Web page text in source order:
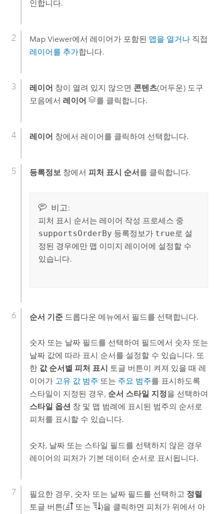
인합니다.
Map Viewer에서 레이어가 포함된 맵을 열거나직접
레이어를 추가합니다.
레이어 창이 열려 있지 않으면 콘텐츠(어두운) 도구
모음에서 레이어 를 클릭합니다.
레이어 창에서 레이어를 클릭하여 선택합니다.
등록정보창에서 피처 표시 순서 를 클릭합니다.
비고:
피처 표시 순서는 레이어 작성 프로세스 중
supportsOrderBy 등록정보가 true로 설
정된 경우에만 맵 이미지 레이어에 설정할 수
있습니다.
순서 기준드롭다운 메뉴에서 필드를 선택합니다.
숫자 또는 날짜 필드를 선택하여 필드에서 숫자 또는
날짜 값에 따라 표시 순서를 설정할 수 있습니다. 또
한 값 순서별 피처 표시 토글 버튼이 켜져 있을 때 레
이어가 고유 값 범주 또는 주요 범주를 표시하도록
스타일이 지정된 경우, 순서 스타일 지정을 선택하여
스타일 옵션 창 및 맵 범례에 표시된 범주의 순서로
피처를 표시할 수 있습니다.
숫자, 날짜 또는 스타일 필드를 선택하지 않은 경우
레이어의 피처가 기본 데이터 순서로 표시됩니다.
필요한 경우, 숫자 또는 날짜 필드를 선택하고 정렬
토글 버튼(
또는
)을 클릭하면 피처가 위에서 아